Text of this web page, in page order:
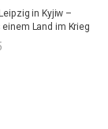
in Kyjiw –
einem Land im Krieg